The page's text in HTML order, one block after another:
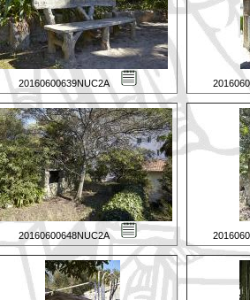
20160600639NUC2A
20160600648NUC2A